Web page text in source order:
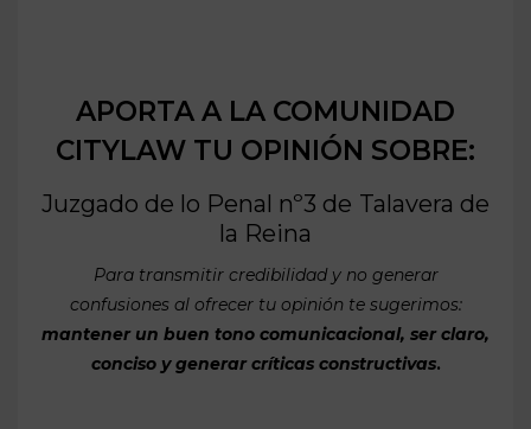
APORTA A LA COMUNIDAD
CITYLAW TU OPINIÓN SOBRE:
Juzgado de lo Penal nº3 de Talavera de
la Reina
Para transmitir credibilidad y no generar
confusiones al ofrecer tu opinión te sugerimos:
mantener un buen tono comunicacional, ser claro,
conciso y generar críticas constructivas.